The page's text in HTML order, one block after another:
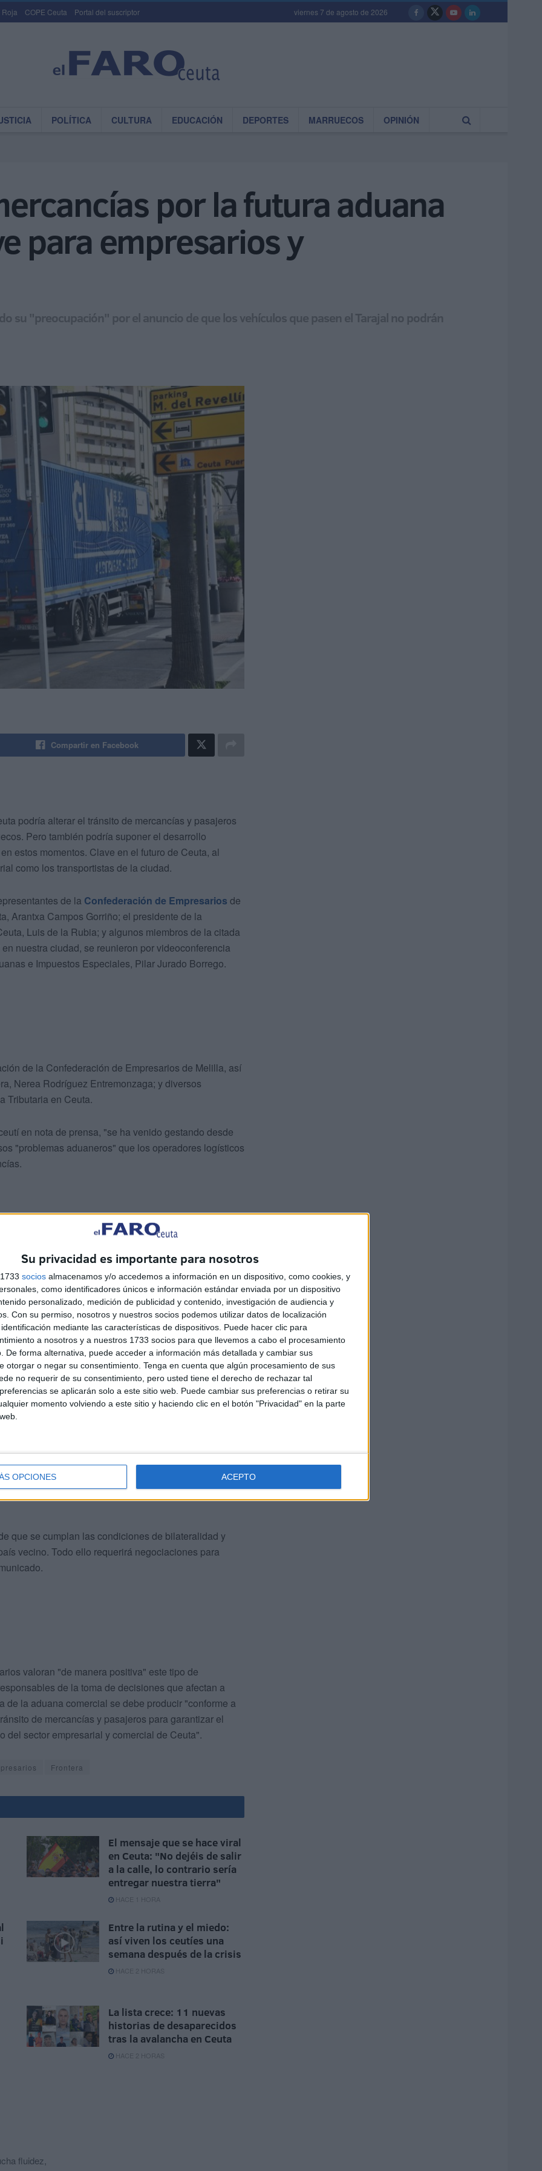
Su privacidad es importante para nosotros
socios almacenamos y/o accedemos a información en un dispositivo, como cookies, y
como identificadores únicos e información estándar enviada por un dispositivo
personalizado, medición de publicidad y contenido, investigación de audiencia y
Con su permiso, nosotros y nuestros socios podemos utilizar datos de localización
mediante las características de dispositivos. Puede hacer clic para
a nosotros y a nuestros 1733 socios para que llevemos a cabo el procesamiento
De forma alternativa, puede acceder a información más detallada y cambiar sus
otorgar o negar su consentimiento. Tenga en cuenta que algún procesamiento de sus
no requerir de su consentimiento, pero usted tiene el derecho de rechazar tal
se aplicarán solo a este sitio web. Puede cambiar sus preferencias o retirar su
momento volviendo a este sitio y haciendo clic en el botón "Privacidad" en la parte
OPCIONES ACEPTO
Roja COPE Ceuta Portal del suscriptor viernes 7 de agosto de 2026
POLÍTICA CULTURA EDUCACIÓN DEPORTES MARRUECOS OPINIÓN
por la futura aduana
para empresarios y
su "preocupación" por el anuncio de que los vehículos que pasen el Tarajal no podrán
Compartir en Facebook
podría alterar el tránsito de mercancías y pasajeros
Pero también podría suponer el desarrollo
estos momentos. Clave en el futuro de Ceuta, al
como los transportistas de la ciudad.
de la Confederación de Empresarios de
Arantxa Campos Gorriño; el presidente de la
Luis de la Rubia; y algunos miembros de la citada
nuestra ciudad, se reunieron por videoconferencia
e Impuestos Especiales, Pilar Jurado Borrego.
de la Confederación de Empresarios de Melilla, así
Nerea Rodríguez Entremonzaga; y diversos
Tributaria en Ceuta.
en nota de prensa, "se ha venido gestando desde
"problemas aduaneros" que los operadores logísticos
en el ámbito de los depósitos temporales
que la directora general se ha comprometido a
que faciliten la actividad económica y
a la ciudad de Ceuta", han continuado.
ha tenido la oportunidad de trasladar la
las informaciones aparecidas sobre las obras de la
elpaso de vehículos de mercancías con un
que se cumplan las condiciones de bilateralidad y
vecino. Todo ello requerirá negociaciones para
valoran "de manera positiva" este tipo de
de la toma de decisiones que afectan a
la aduana comercial se debe producir "conforme a
de mercancías y pasajeros para garantizar el
sector empresarial y comercial de Ceuta".
Frontera
El mensaje que se hace viral
en Ceuta: "No dejéis de salir
a la calle, lo contrario sería
entregar nuestra tierra"
HACE 1 HORA
Entre la rutina y el miedo:
así viven los ceutíes una
semana después de la crisis
HACE 2 HORAS
La lista crece: 11 nuevas
historias de desaparecidos
tras la avalancha en Ceuta
HACE 2 HORAS
fluidez,